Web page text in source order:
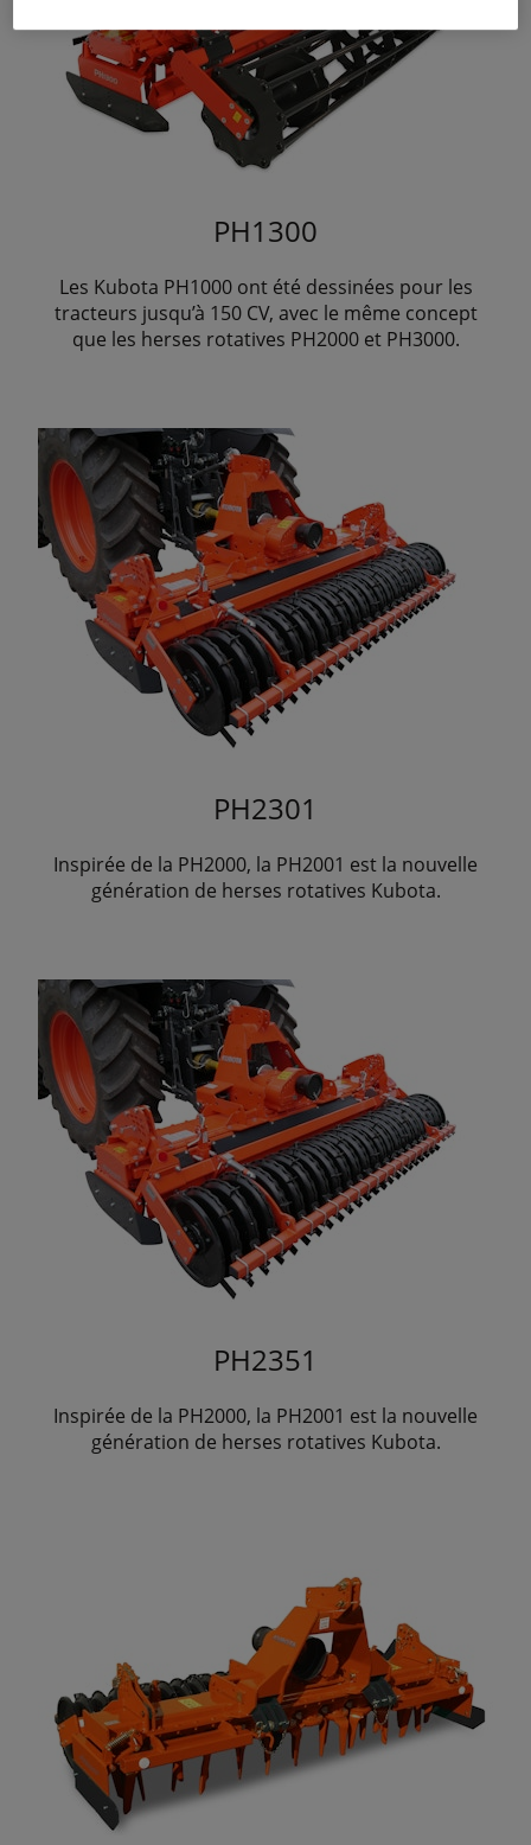
PH1300
Les Kubota PH1000 ont été dessinées pour les
tracteurs jusqu’à 150 CV, avec le même concept
que les herses rotatives PH2000 et PH3000.
PH2301
Inspirée de la PH2000, la PH2001 est la nouvelle
génération de herses rotatives Kubota.
PH2351
Inspirée de la PH2000, la PH2001 est la nouvelle
génération de herses rotatives Kubota.